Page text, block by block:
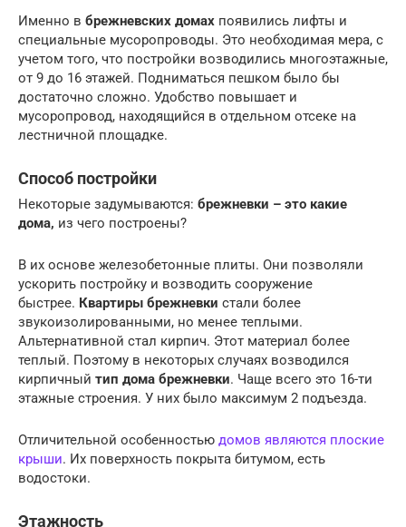
Именно в брежневских домах появились лифты и
специальные мусоропроводы. Это необходимая мера, с
учетом того, что постройки возводились многоэтажные,
от 9 до 16 этажей. Подниматься пешком было бы
достаточно сложно. Удобство повышает и
мусоропровод, находящийся в отдельном отсеке на
лестничной площадке.
Способ постройки
Некоторые задумываются: брежневки – это какие
дома, из чего построены?
В их основе железобетонные плиты. Они позволяли
ускорить постройку и возводить сооружение
быстрее. Квартиры брежневки стали более
звукоизолированными, но менее теплыми.
Альтернативной стал кирпич. Этот материал более
теплый. Поэтому в некоторых случаях возводился
кирпичный тип дома брежневки. Чаще всего это 16-ти
этажные строения. У них было максимум 2 подъезда.
Отличительной особенностью домов являются плоские
крыши. Их поверхность покрыта битумом, есть
водостоки.
Этажность